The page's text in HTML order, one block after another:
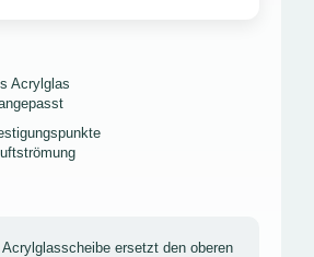
Acrylglas
Acrylglasscheibe ersetzt den oberen